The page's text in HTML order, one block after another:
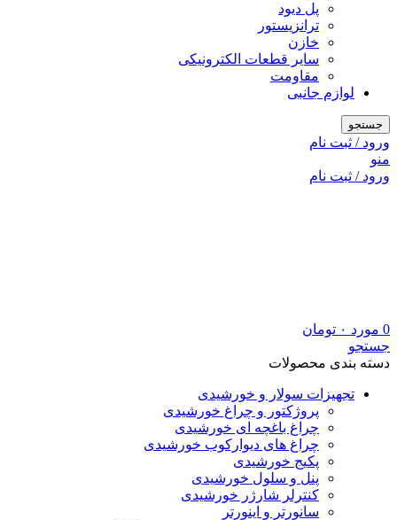
پل دیود
ترانزیستور
خازن
سایر قطعات الکترونیکی
مقاومت
لوازم جانبی
جستجو
ورود / ثبت نام
منو
ورود / ثبت نام
0 مورد ۰ تومان
جستجو
دسته بندی محصولات
تجهیزات سولار و خورشیدی
پروژکتور و چراغ خورشیدی
چراغ باغچه ای خورشیدی
چراغ های دیوارکوب خورشیدی
پکیج خورشیدی
پنل و سلول خورشیدی
کنترلر شارژر خورشیدی
سانورتر و اینورتر